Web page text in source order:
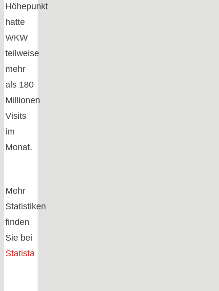
Höhepunkt
hatte
WKW
teilweise
mehr
als 180
Millionen
Visits
im
Monat.
Mehr
Statistiken
finden
Sie bei
Statista